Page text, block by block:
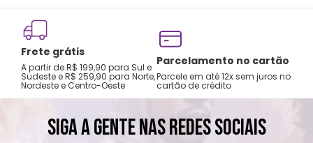
Frete grátis
A partir de R$ 199,90 para Sul e
Sudeste e R$ 259,90 para Norte,
Nordeste e Centro-Oeste
Parcelamento no cartão
Parcele em até 12x sem juros no
cartão de crédito
SIGA A GENTE NAS REDES SOCIAIS